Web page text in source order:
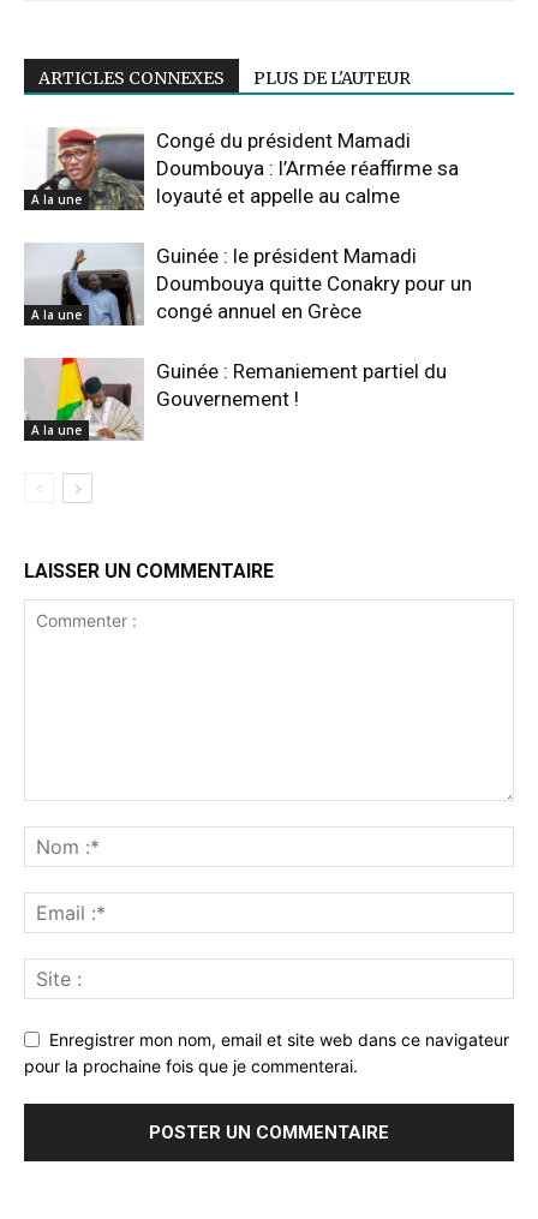
ARTICLES CONNEXES PLUS DE L'AUTEUR
A la une
Congé du président Mamadi
Doumbouya : l’Armée réaffirme sa
loyauté et appelle au calme
A la une
Guinée : le président Mamadi
Doumbouya quitte Conakry pour un
congé annuel en Grèce
A la une
Guinée : Remaniement partiel du
Gouvernement !
LAISSER UN COMMENTAIRE
Enregistrer mon nom, email et site web dans ce navigateur
pour la prochaine fois que je commenterai.